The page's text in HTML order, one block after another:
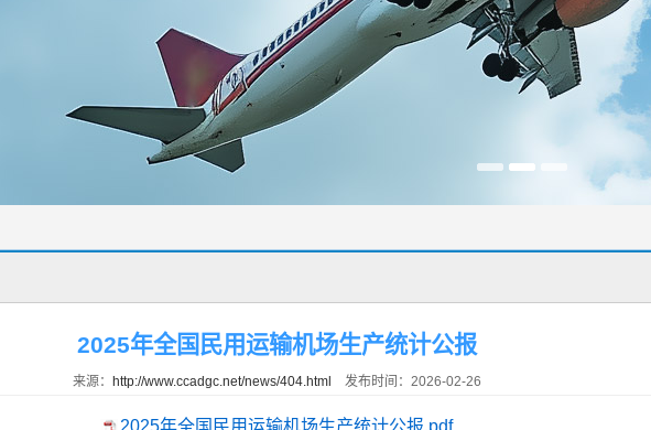
2025年全国民用运输机场生产统计公报
来源： http://www.ccadgc.net/news/404.html 发布时间：2026-02-26
2025年全国民用运输机场生产统计公报.pdf